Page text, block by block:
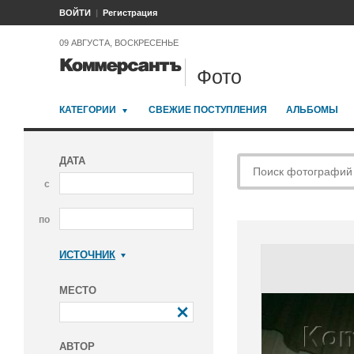
ВОЙТИ Регистрация
09 АВГУСТА, ВОСКРЕСЕНЬЕ
Фото
КАТЕГОРИИ СВЕЖИЕ ПОСТУПЛЕНИЯ АЛЬБОМЫ
ДАТА
с
по
ИСТОЧНИК
МЕСТО
АВТОР